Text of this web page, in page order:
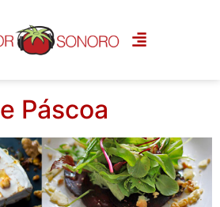
semana
Páscoa